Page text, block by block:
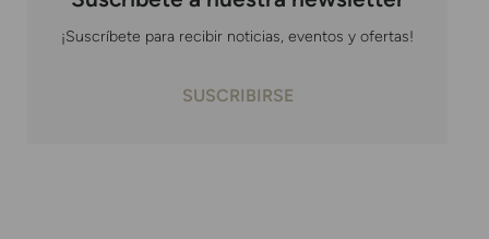
¡Suscríbete para recibir noticias, eventos y ofertas!
SUSCRIBIRSE